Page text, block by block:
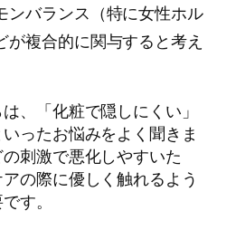
ンバランス（特に女性ホル
が複合的に関与すると考え
、「化粧で隠しにくい」
いったお悩みをよく聞きま
刺激で悪化しやすいた
の際に優しく触れるよう
す。